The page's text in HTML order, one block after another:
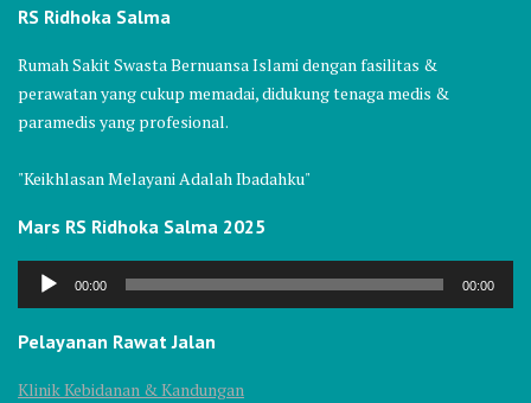
RS Ridhoka Salma
Rumah Sakit Swasta Bernuansa Islami dengan fasilitas &
perawatan yang cukup memadai, didukung tenaga medis &
paramedis yang profesional.
"Keikhlasan Melayani Adalah Ibadahku"
Mars RS Ridhoka Salma 2025
Audio
00:00 00:00
Pelayanan Rawat Jalan
Klinik Kebidanan & Kandungan